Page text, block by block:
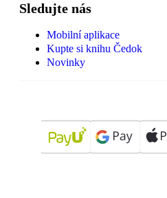
Sledujte nás
Mobilní aplikace
Kupte si knihu Čedok
Novinky